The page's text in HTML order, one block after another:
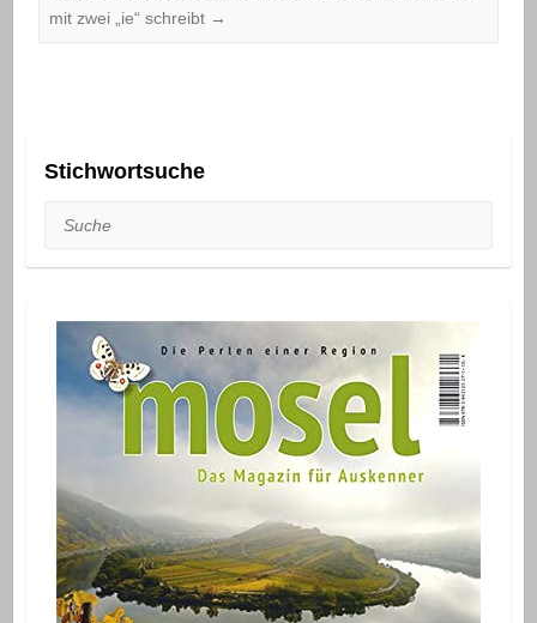
mit zwei „ie“ schreibt →
Stichwortsuche
Suche